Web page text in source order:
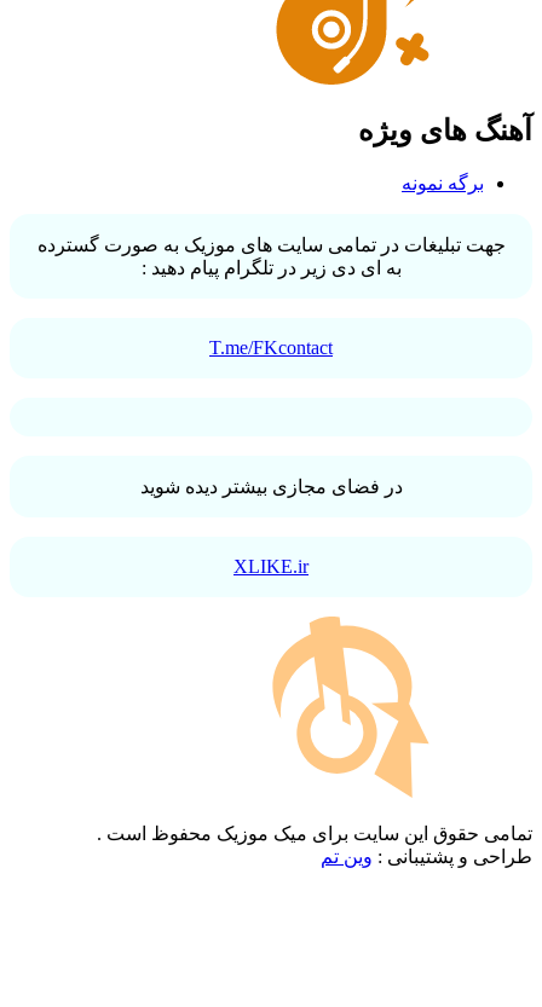
آهنگ های ویژه
برگه نمونه
جهت تبلیغات در تمامی سایت های موزیک به صورت گسترده
به ای دی زیر در تلگرام پیام دهید :
T.me/FKcontact
در فضای مجازی بیشتر دیده شوید
XLIKE.ir
تمامی حقوق این سایت برای میک موزیک محفوظ است .
طراحی و پشتیبانی : وین تم